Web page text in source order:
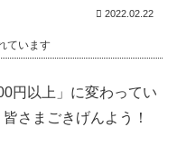
2022.02.22
ています
円以上」に変わってい
さまごきげんよう！